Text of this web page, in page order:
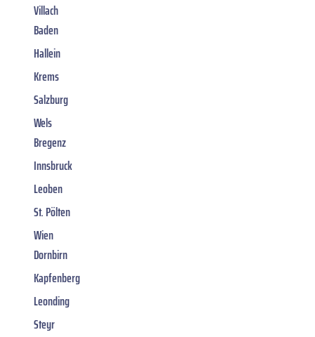
Villach
Baden
Hallein
Krems
Salzburg
Wels
Bregenz
Innsbruck
Leoben
St. Pölten
Wien
Dornbirn
Kapfenberg
Leonding
Steyr